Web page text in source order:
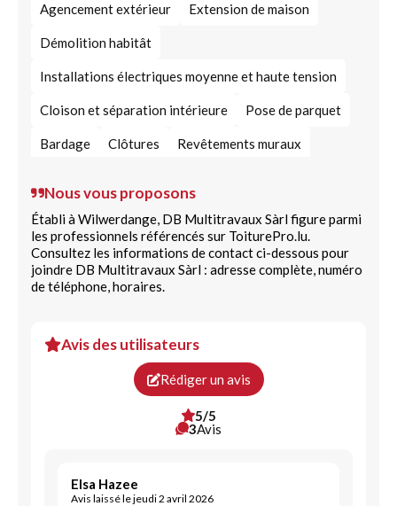
Agencement extérieur Extension de maison
Démolition habitât
Installations électriques moyenne et haute tension
Cloison et séparation intérieure Pose de parquet
Bardage Clôtures Revêtements muraux
Maçonnerie à pierre sèche
Prestation de rénovation Carrelage sol intérieur
Menuiserie du bâtiment
Nous vous proposons
Établi à Wilwerdange, DB Multitravaux Sàrl figure parmi
les professionnels référencés sur ToiturePro.lu.
Consultez les informations de contact ci-dessous pour
joindre DB Multitravaux Sàrl : adresse complète, numéro
de téléphone, horaires.
Avis des utilisateurs
Rédiger un avis
5/5
3Avis
Elsa Hazee
Avis laissé le jeudi 2 avril 2026